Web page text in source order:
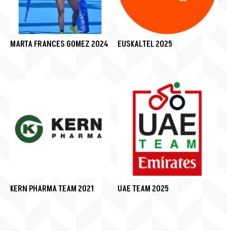
MARTA FRANCES GOMEZ 2024 EUSKALTEL 2025
KERN PHARMA TEAM 2021 UAE TEAM 2025